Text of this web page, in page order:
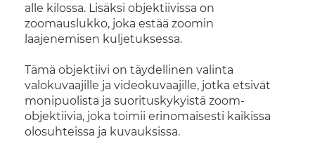
alle kilossa. Lisäksi objektiivissa on
zoomauslukko, joka estää zoomin
laajenemisen kuljetuksessa.
Tämä objektiivi on täydellinen valinta
valokuvaajille ja videokuvaajille, jotka etsivät
monipuolista ja suorituskykyistä zoom-
objektiivia, joka toimii erinomaisesti kaikissa
olosuhteissa ja kuvauksissa.